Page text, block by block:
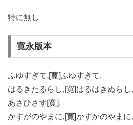
特に無し
寛永版本
ふゆすぎて,[寛]ふゆすきて,
はるきたるらし,[寛]はるはきぬらし,
あさひさす[寛],
かすがのやまに,[寛]かすかのやまに,